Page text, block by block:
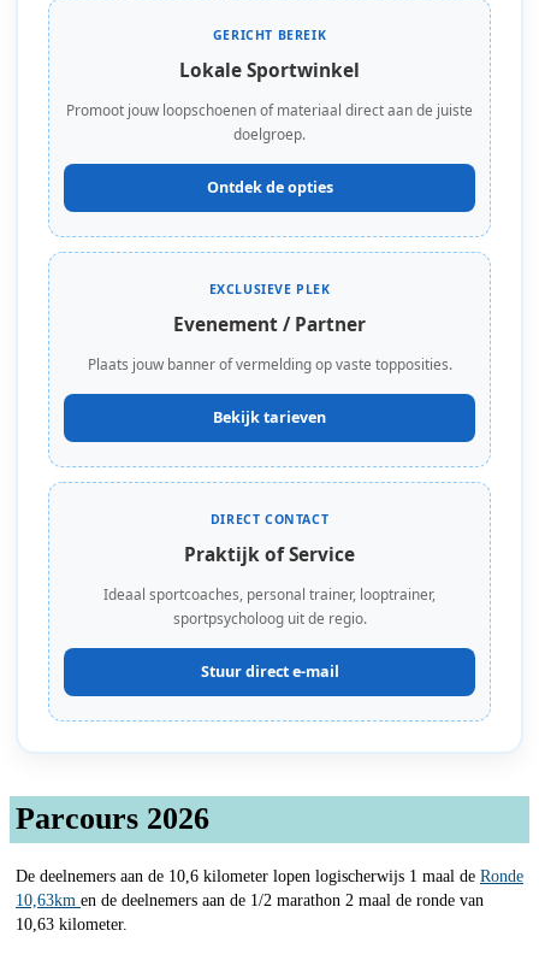
GERICHT BEREIK
Lokale Sportwinkel
Promoot jouw loopschoenen of materiaal direct aan de juiste
doelgroep.
Ontdek de opties
EXCLUSIEVE PLEK
Evenement / Partner
Plaats jouw banner of vermelding op vaste topposities.
Bekijk tarieven
DIRECT CONTACT
Praktijk of Service
Ideaal sportcoaches, personal trainer, looptrainer,
sportpsycholoog uit de regio.
Stuur direct e-mail
Parcours 2026
De deelnemers aan de 10,6 kilometer lopen logischerwijs 1 maal de Ronde
10,63km en de deelnemers aan de 1/2 marathon 2 maal de ronde van
10,63 kilometer.